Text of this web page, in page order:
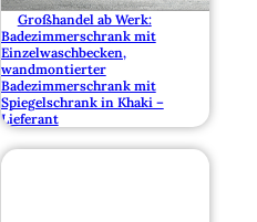
Großhandel ab Werk:
Badezimmerschrank mit
Einzelwaschbecken,
wandmontierter
Badezimmerschrank mit
Spiegelschrank in Khaki –
Lieferant